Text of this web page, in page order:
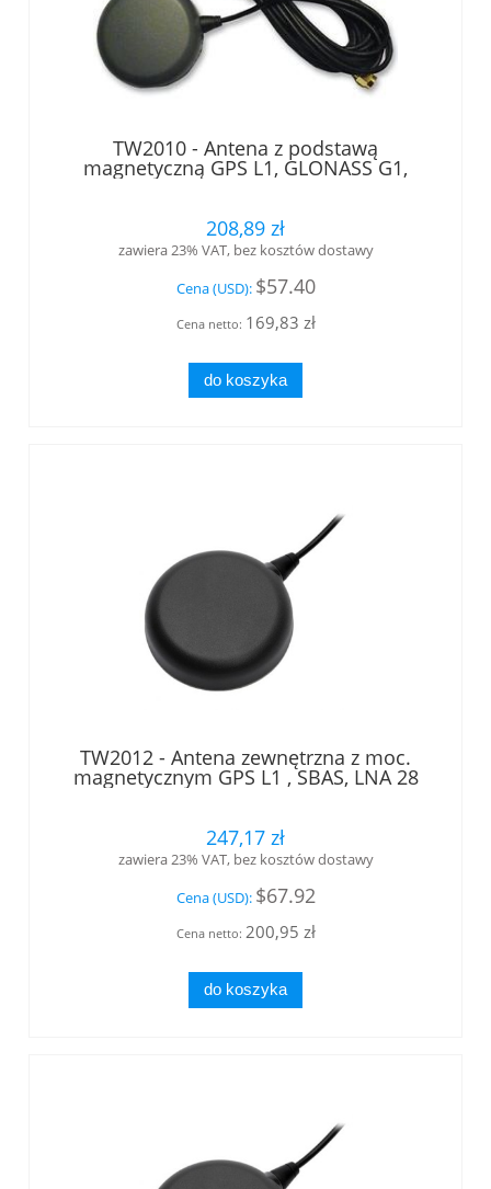
TW2010 - Antena z podstawą
magnetyczną GPS L1, GLONASS G1,
Galileo E1, BeiDou B1, 28 dB, zakres
SMA wtyk Tallysman®
208,89 zł
zawiera 23% VAT, bez kosztów dostawy
Cena (USD): $57.40
Cena netto: 169,83 zł
do koszyka
TW2012 - Antena zewnętrzna z moc.
magnetycznym GPS L1 , SBAS, LNA 28
dB +filtr wstępny, kabel RG174 /wtyk
247,17 zł
zawiera 23% VAT, bez kosztów dostawy
Cena (USD): $67.92
Cena netto: 200,95 zł
do koszyka